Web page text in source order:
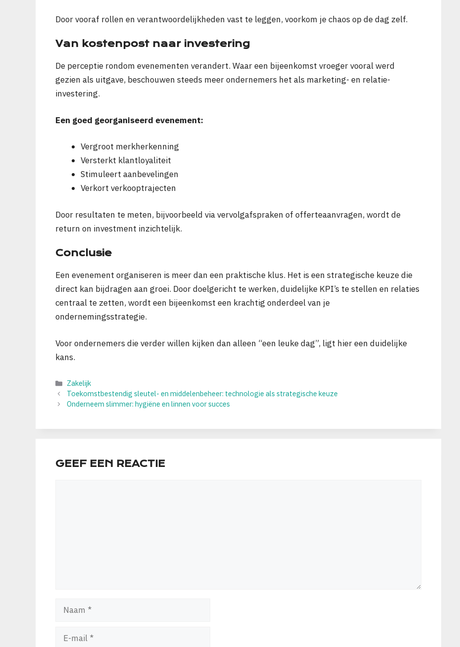
Door vooraf rollen en verantwoordelijkheden vast te leggen, voorkom je chaos op de dag zelf.
Van kostenpost naar investering
De perceptie rondom evenementen verandert. Waar een bijeenkomst vroeger vooral werd
gezien als uitgave, beschouwen steeds meer ondernemers het als marketing- en relatie-
investering.
Een goed georganiseerd evenement:
Vergroot merkherkenning
Versterkt klantloyaliteit
Stimuleert aanbevelingen
Verkort verkooptrajecten
Door resultaten te meten, bijvoorbeeld via vervolgafspraken of offerteaanvragen, wordt de
return on investment inzichtelijk.
Conclusie
Een evenement organiseren is meer dan een praktische klus. Het is een strategische keuze die
direct kan bijdragen aan groei. Door doelgericht te werken, duidelijke KPI’s te stellen en relaties
centraal te zetten, wordt een bijeenkomst een krachtig onderdeel van je
ondernemingsstrategie.
Voor ondernemers die verder willen kijken dan alleen “een leuke dag”, ligt hier een duidelijke
kans.
Categorieën
Zakelijk
Toekomstbestendig sleutel- en middelenbeheer: technologie als strategische keuze
Onderneem slimmer: hygiëne en linnen voor succes
GEEF EEN REACTIE
Naam